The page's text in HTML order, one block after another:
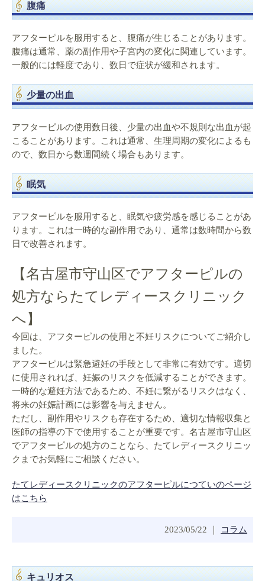
腹痛
アフターピルを服用すると、腹痛が生じることがあります。
腹痛は通常、薬の副作用や子宮内の変化に関連しています。
一般的には軽度であり、数日で症状が緩和されます。
少量の出血
アフターピルの使用数日後、少量の出血や不規則な出血が起
こることがあります。これは通常、生理周期の変化によるも
ので、数日から数週間続く場合もあります。
眠気
アフターピルを服用すると、眠気や疲労感を感じることがあ
ります。これは一時的な副作用であり、通常は数時間から数
日で改善されます。
【名古屋市守山区でアフターピルの
処方ならたてレディースクリニック
へ】
今回は、アフターピルの使用と不妊リスクについてご紹介し
ました。
アフターピルは緊急避妊の手段として非常に有効です。適切
に使用されれば、妊娠のリスクを低減することができます。
一時的な避妊方法であるため、不妊に繋がるリスクはなく、
将来の妊娠計画には影響を与えません。
ただし、副作用やリスクも存在するため、適切な情報収集と
医師の指導の下で使用することが重要です。名古屋市守山区
でアフターピルの処方のことなら、たてレディースクリニッ
クまでお気軽にご相談ください。
たてレディースクリニックのアフターピルにつていのページ
はこちら
2023/05/22 ｜ コラム
キュリオス